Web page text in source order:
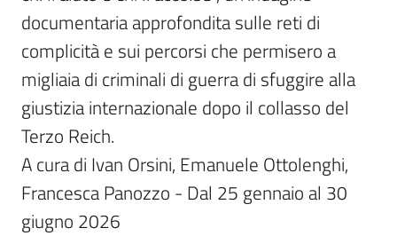
d'interesse
Seguici
su
documentaria approfondita sulle reti di
complicità e sui percorsi che permisero a
migliaia di criminali di guerra di sfuggire alla
giustizia internazionale dopo il collasso del
Terzo Reich.
A cura di Ivan Orsini, Emanuele Ottolenghi,
Francesca Panozzo - Dal 25 gennaio al 30
giugno 2026